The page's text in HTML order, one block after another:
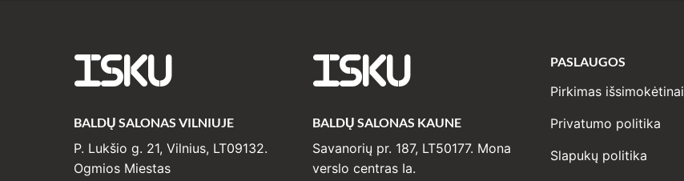
ISKU
BALDŲ SALONAS VILNIUJE
P. Lukšio g. 21, Vilnius, LT09132.
Ogmios Miestas
ISKU
BALDŲ SALONAS KAUNE
Savanorių pr. 187, LT50177. Mona
verslo centras Ia.
PASLAUGOS
Pirkimas išsimokėtinai
Privatumo politika
Slapukų politika